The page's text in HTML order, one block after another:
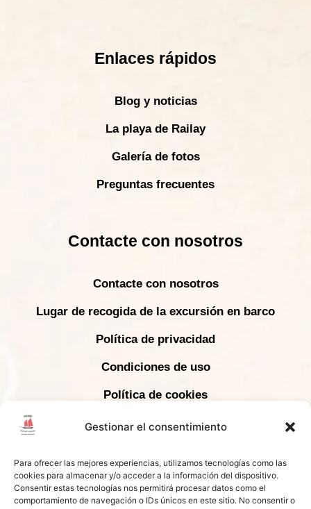
Gestionar el consentimiento
Para ofrecer las mejores experiencias, utilizamos tecnologías como las
cookies para almacenar y/o acceder a la información del dispositivo.
Consentir estas tecnologías nos permitirá procesar datos como el
comportamiento de navegación o IDs únicos en este sitio. No consentir o
Enlaces rápidos
Blog y noticias
La playa de Railay
Galería de fotos
Preguntas frecuentes
Contacte con nosotros
Contacte con nosotros
Lugar de recogida de la excursión en barco
Política de privacidad
Condiciones de uso
Política de cookies
Declaración de confidencialidad
COPYRIGHT © 2024 KRABI SUNSET CRUISES -
TODOS LOS DERECHOS RESERVADOS |
LICENCIA TAT # 34/01084